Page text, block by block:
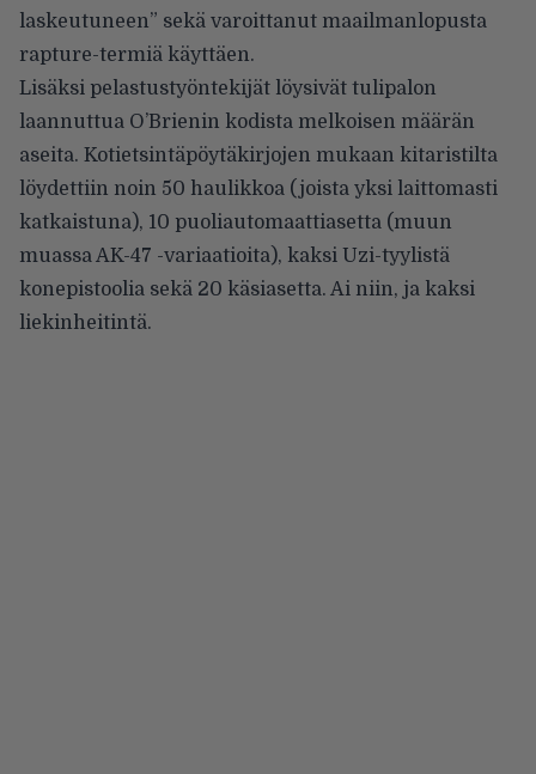
laskeutuneen” sekä varoittanut maailmanlopusta
rapture-termiä käyttäen.
Lisäksi pelastustyöntekijät löysivät tulipalon
laannuttua O’Brienin kodista melkoisen määrän
aseita. Kotietsintäpöytäkirjojen mukaan kitaristilta
löydettiin noin 50 haulikkoa (joista yksi laittomasti
katkaistuna), 10 puoliautomaattiasetta (muun
muassa AK-47 -variaatioita), kaksi Uzi-tyylistä
konepistoolia sekä 20 käsiasetta. Ai niin, ja kaksi
liekinheitintä.